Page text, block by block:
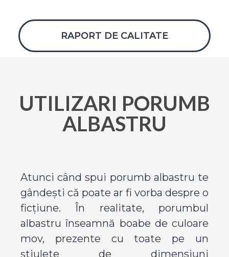
RAPORT DE CALITATE
UTILIZARI PORUMB
ALBASTRU
Atunci când spui porumb albastru te
gândești că poate ar fi vorba despre o
ficțiune. În realitate, porumbul
albastru înseamnă boabe de culoare
mov, prezente cu toate pe un
știulete de dimensiuni